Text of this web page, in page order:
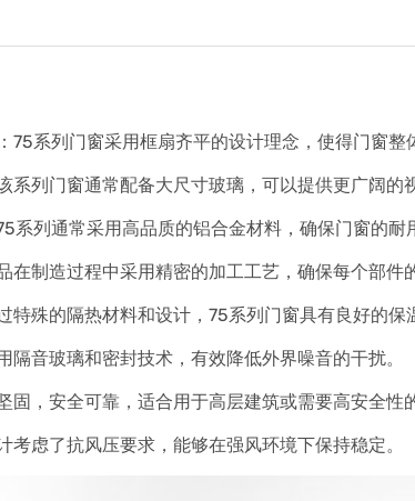
75系列门窗采用框扇齐平的设计理念，使得门窗
系列门窗通常配备大尺寸玻璃，可以提供更广阔的
系列通常采用高品质的铝合金材料，确保门窗的耐
在制造过程中采用精密的加工工艺，确保每个部件
特殊的隔热材料和设计，75系列门窗具有良好的保
隔音玻璃和密封技术，有效降低外界噪音的干扰。
固，安全可靠，适合用于高层建筑或需要高安全性
考虑了抗风压要求，能够在强风环境下保持稳定。